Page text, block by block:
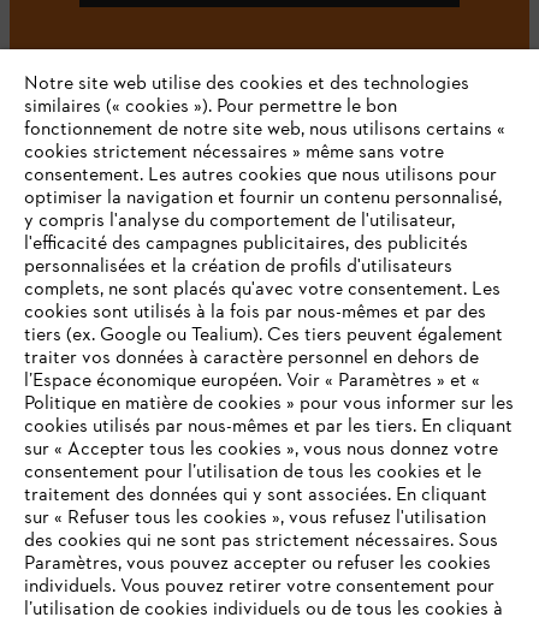
#STIHL
L'Entreprise
STIHL FAQ
Contact
VOTRE NAVIGATEUR INTERNET
N'EST PLUS PRIS EN CHARGE
Vous utilisez un navigateur Internet que nous ne prenons plus
Notre site web utilise des cookies et des technologies
similaires (« cookies »). Pour permettre le bon
fonctionnement de notre site web, nous utilisons certains «
cookies strictement nécessaires » même sans votre
consentement. Les autres cookies que nous utilisons pour
optimiser la navigation et fournir un contenu personnalisé,
y compris l'analyse du comportement de l'utilisateur,
l'efficacité des campagnes publicitaires, des publicités
personnalisées et la création de profils d'utilisateurs
complets, ne sont placés qu'avec votre consentement. Les
cookies sont utilisés à la fois par nous-mêmes et par des
tiers (ex. Google ou Tealium). Ces tiers peuvent également
traiter vos données à caractère personnel en dehors de
l’Espace économique européen. Voir « Paramètres » et «
Politique en matière de cookies » pour vous informer sur les
cookies utilisés par nous-mêmes et par les tiers. En cliquant
sur « Accepter tous les cookies », vous nous donnez votre
consentement pour l’utilisation de tous les cookies et le
traitement des données qui y sont associées. En cliquant
sur « Refuser tous les cookies », vous refusez l'utilisation
des cookies qui ne sont pas strictement nécessaires. Sous
Paramètres, vous pouvez accepter ou refuser les cookies
individuels. Vous pouvez retirer votre consentement pour
l’utilisation de cookies individuels ou de tous les cookies à